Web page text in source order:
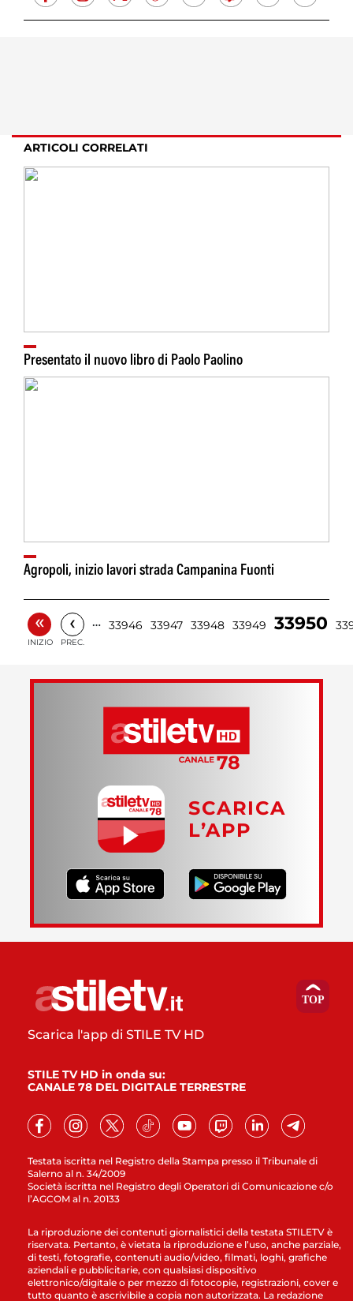
ARTICOLI CORRELATI
Presentato il nuovo libro di Paolo Paolino
Agropoli, inizio lavori strada Campanina Fuonti
«
INIZIO
‹
PREC.
… 33946 33947 33948 33949 33950
SCARICA
L’APP
Testata iscritta nel Registro della Stampa presso il Tribunale di
Salerno al n. 34/2009
Società iscritta nel Registro degli Operatori di Comunicazione c/o
l’AGCOM al n. 20133
Scarica l'app di STILE TV HD
STILE TV HD in onda su:
CANALE 78 DEL DIGITALE TERRESTRE
La riproduzione dei contenuti giornalistici della testata STILETV è
riservata. Pertanto, è vietata la riproduzione e l’uso, anche parziale,
di testi, fotografie, contenuti audio/video, filmati, loghi, grafiche
aziendali e pubblicitarie, con qualsiasi dispositivo
elettronico/digitale o per mezzo di fotocopie, registrazioni, cover e
tutto quanto è ascrivibile a copia non autorizzata. La redazione